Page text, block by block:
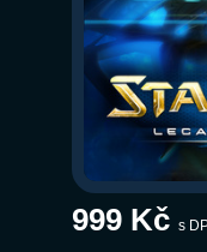
999 Kč s